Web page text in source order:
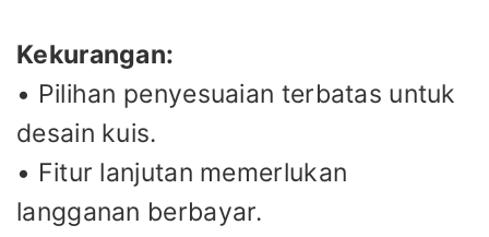
Kekurangan:
• Pilihan penyesuaian terbatas untuk
desain kuis.
• Fitur lanjutan memerlukan
langganan berbayar.